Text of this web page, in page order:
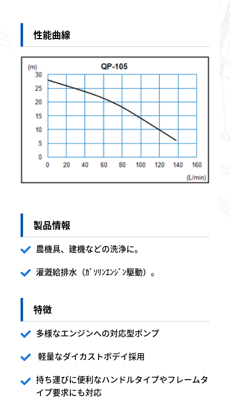
性能曲線
製品情報
農機具、建機などの洗浄に。
灌漑給排水（ｶﾞｿﾘﾝｴﾝｼﾞﾝ駆動）。
特徴
多様なエンジンへの対応型ポンプ
軽量なダイカストボデイ採用
持ち運びに便利なハンドルタイプやフレームタ
イプ要求にも対応